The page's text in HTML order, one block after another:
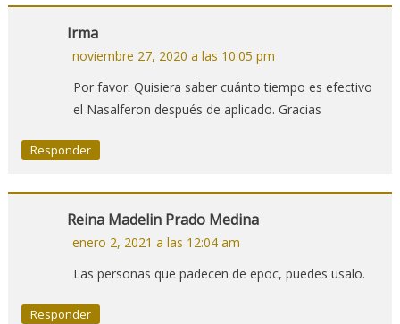
Irma
noviembre 27, 2020 a las 10:05 pm
Por favor. Quisiera saber cuánto tiempo es efectivo
el Nasalferon después de aplicado. Gracias
Responder
Reina Madelin Prado Medina
enero 2, 2021 a las 12:04 am
Las personas que padecen de epoc, puedes usalo.
Responder